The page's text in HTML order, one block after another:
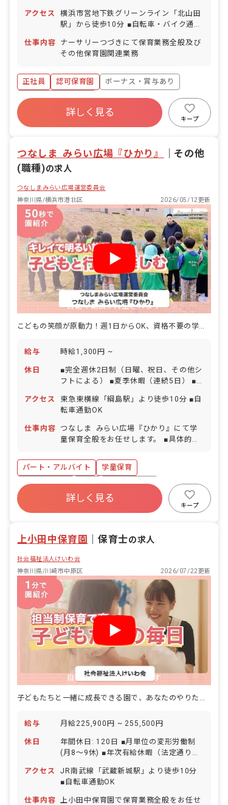
アクセス
横浜市営地下鉄グリーンライン「北山田
駅」から徒歩10分 ■自転車・バイク通勤
仕事内容
ナーサリーつづきにて保育業務全般及び
その他保育園関連業務
正社員 認可保育園
ボーナス・賞与あり
年間休日120日以上
寮・住宅・家賃補助あり
社会保険完備
詳しく見る
キープ
つなしま みらい広場『ひかり』
その他
(職種)の求人
つなしまみらい広場運営委員会
神奈川県/横浜市港北区
2026/05/12更新
自動で動画が再生されます
こどもの笑顔が原動力！週1日からOK、資格不要の学童スタッフ募集☆
給与 時給1,300円 ~
休日
■完全週休2日制（日曜、祝日、その他シ
フトによる） ■夏季休暇（連続5日） ■
日から31日） ■有給休暇（取得率
100％） ■慶弔休暇 ■産前産後・育児休
暇（取得率100％・復帰率100％） ■介
護・看護休暇
アクセス
東急東横線「綱島駅」より徒歩10分 ■自
転車通勤OK
仕事内容
つなしま みらい広場『ひかり』にて学
童保育全般をお任せします。 ■具体的な
象） ・公園などへの引率 ・室内遊び
（ボードゲームや読み聞かせ、工作や折
り紙） ・宿題や家庭学習のサポート ・
片付けや掃除などの施設内環境整備 ・お
誕生日カードや制作物の準備
パート・アルバイト
学童保育
社会保険完備
有給
福利厚生充実
残業少なめ
昇給昇進あり
詳しく見る
キープ
上小田中保育園 ｜保育士の求人
社会福祉法人けいわ会
神奈川県/川崎市中原区
2026/07/22更新
自動で動画が再生されます
給与 月給225,900円 ~ 255,500円
休日
年間休日: 120日 ■月単位の変形労働制
(月8～9休) ■年次有給休暇（法定通り）
日休暇（年間1日） ■慶弔休暇 ■産前産
後休業制度 ■育児休業制度
アクセス
JR南武線「武蔵新城駅」より徒歩10分
■自転車通勤OK
仕事内容
上小田中保育園で保育業務全般をお任せ